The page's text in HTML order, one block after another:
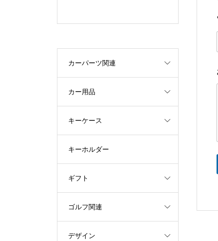
カーパーツ関連
カー用品
キーケース
キーホルダー
ギフト
ゴルフ関連
デザイン